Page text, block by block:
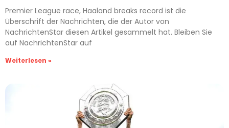
Premier League race, Haaland breaks record ist die
Überschrift der Nachrichten, die der Autor von
NachrichtenStar diesen Artikel gesammelt hat. Bleiben Sie
auf NachrichtenStar auf
Weiterlesen »